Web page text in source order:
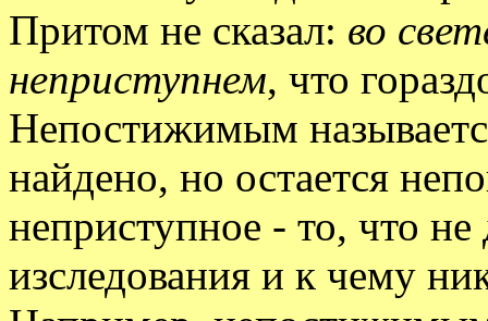
Притом не сказал: во
неприступнем, что
Непостижимым
найдено, но остается
неприступное - то, что не
изследования и к чему